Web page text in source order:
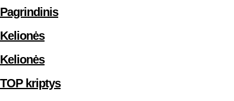
Pagrindinis
Kelionės
Kelionės
TOP kriptys